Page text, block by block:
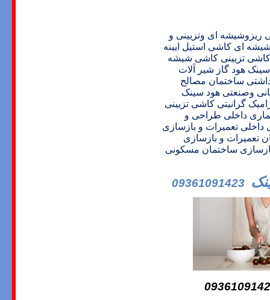
ای وتزیینی و
ای کاشی استیل ایینه
تزیینی کاشی شیشه
هود گاز شیر آلات
ساختمان مصالح
وصنعتی هود سینک
گرانیتی کاشی تزیینی
داخلی طراحی و
داخلی تعمیرات و بازسازی
تعمیرات و بازسازی
بازسازی ساختمان مسکونی
09361091423